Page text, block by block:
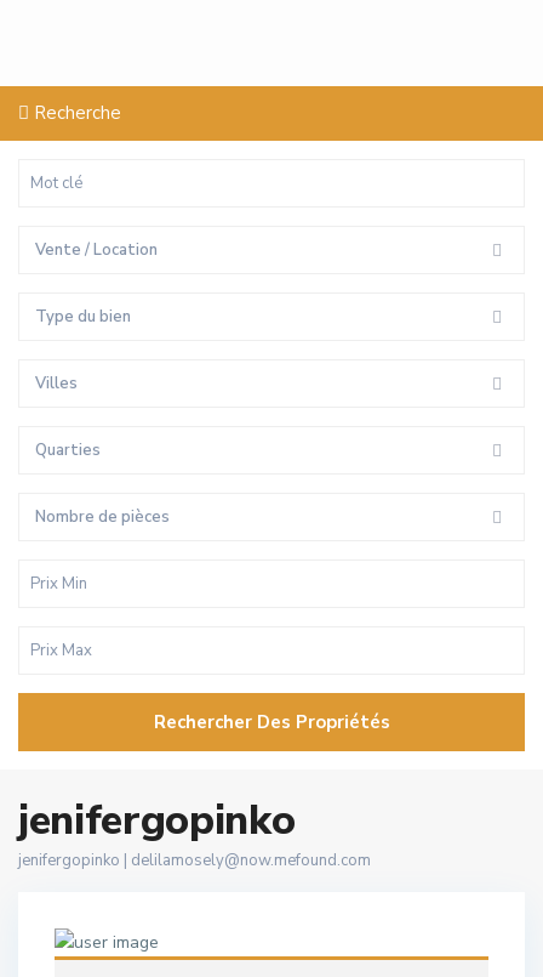
Recherche
Vente / Location
Type du bien
Villes
Quarties
Nombre de pièces
Rechercher Des Propriétés
jenifergopinko
jenifergopinko | delilamosely@now.mefound.com